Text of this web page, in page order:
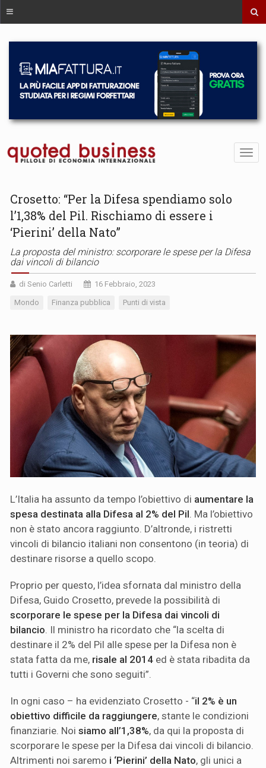
Crosetto: “Per la Difesa spendiamo solo
l’1,38% del Pil. Rischiamo di essere i
‘Pierini’ della Nato”
La proposta del ministro: scorporare le spese per la Difesa
dai vincoli di bilancio
di Senio Carletti 16 Febbraio, 2023
Mondo Finanza pubblica Punti di vista
L’Italia ha assunto da tempo l’obiettivo di aumentare la
spesa destinata alla Difesa al 2% del Pil . Ma l’obiettivo
non è stato ancora raggiunto. D’altronde, i ristretti
vincoli di bilancio italiani non consentono (in teoria) di
destinare risorse a quello scopo.
Proprio per questo, l’idea sfornata dal ministro della
Difesa, Guido Crosetto, prevede la possibilità di
scorporare le spese per la Difesa dai vincoli di
bilancio . Il ministro ha ricordato che “la scelta di
destinare il 2% del Pil alle spese per la Difesa non è
stata fatta da me, risale al 2014 ed è stata ribadita da
tutti i Governi che sono seguiti”.
In ogni caso – ha evidenziato Crosetto - “il 2% è un
obiettivo difficile da raggiungere, stante le condizioni
finanziarie. Noi siamo all’1,38%, da qui la proposta di
scorporare le spese per la Difesa dai vincoli di bilancio.
Altrimenti noi saremo i ‘Pierini’ della Nato, gli unici a